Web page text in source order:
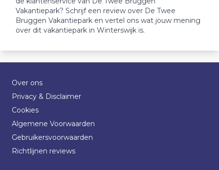
Vakantiepark? Schrijf een review over De Twee
Bruggen Vakantiepark en vertel ons wat jouw mening
over dit vakantiepark in Winterswijk is.
Over ons
Privacy & Disclaimer
Cookies
Algemene Voorwaarden
Gebruikersvoorwaarden
Richtlijnen reviews